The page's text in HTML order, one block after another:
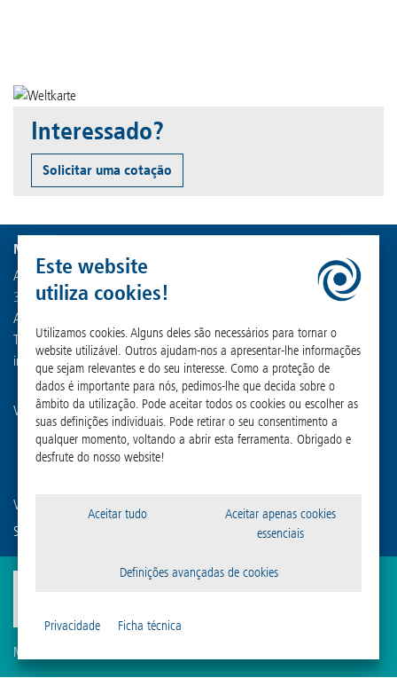
Interessado?
Solicitar uma cotação
Martin Christ Gefriertrocknungsanlagen GmbH
An der Unteren Söse 50
37520 Osterode am Harz
Alemanha
Tel. +49 (0) 55 22 50 07-0
info
@martinchrist.de
Visite nossos outros canais:
Você está familiarizado com nossas empresas afiliadas?
Sigma Laborzentrifugen GmbH
Marca
Este website
utiliza cookies!
Utilizamos cookies. Alguns deles são necessários para tornar o
website utilizável. Outros ajudam-nos a apresentar-lhe informações
que sejam relevantes e do seu interesse. Como a proteção de
dados é importante para nós, pedimos-lhe que decida sobre o
âmbito da utilização. Pode aceitar todos os cookies ou escolher as
suas definições individuais. Pode retirar o seu consentimento a
qualquer momento, voltando a abrir esta ferramenta. Obrigado e
desfrute do nosso website!
Aceitar tudo
Aceitar apenas cookies
essenciais
Definições avançadas de cookies
Privacidade Ficha técnica